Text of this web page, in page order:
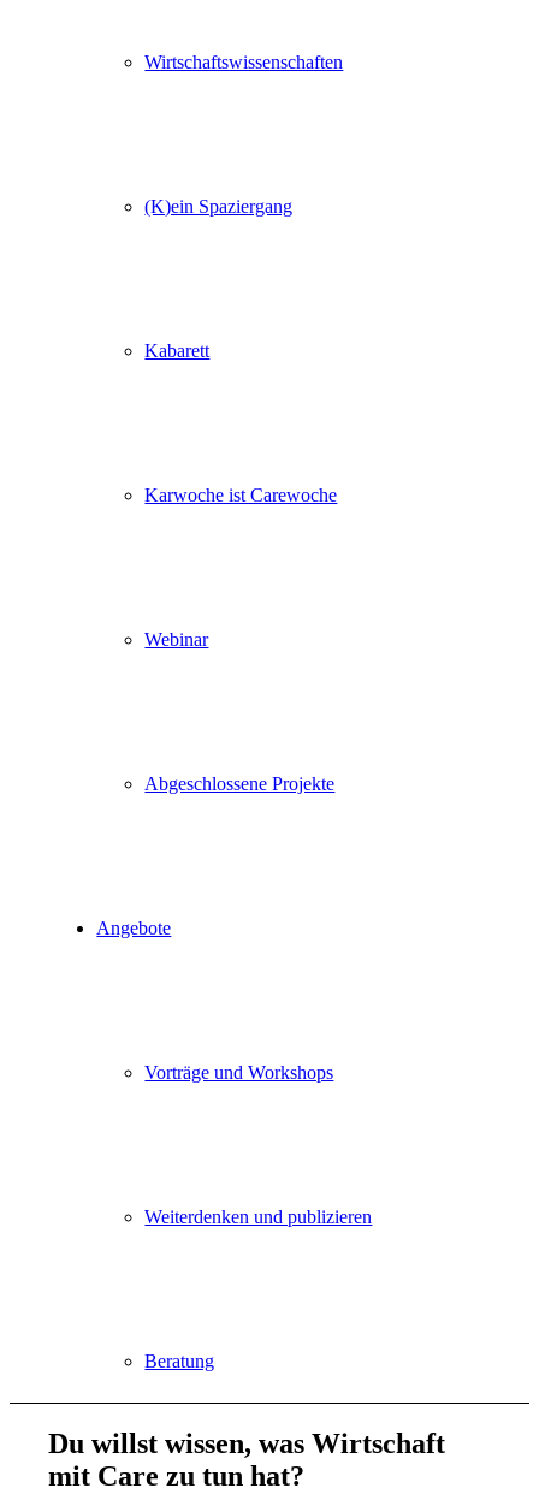
Wirtschafts­wissenschaften
(K)ein Spaziergang
Kabarett
Karwoche ist Carewoche
Webinar
Abgeschlossene Projekte
Angebote
Vorträge und Workshops
Weiterdenken und publizieren
Beratung
Du willst wissen, wasWirtschaft
mit Care zu tun hat?